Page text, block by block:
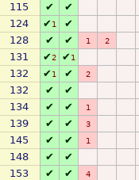
115 ✔
✔
124 ✔1
✔
128 ✔ ✔ 1 2
131 ✔2 ✔1
132 ✔1 ✔ 2
132 ✔
✔
134 ✔ ✔ 1
139 ✔ ✔ 3
145 ✔ ✔ 1
148 ✔
✔
153 ✔ ✔ 4